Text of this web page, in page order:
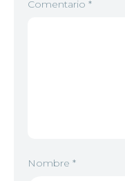
Comentario *
Nombre *